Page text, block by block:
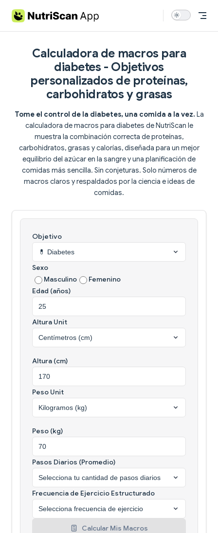
Skip to content
Calculadora de macros para
diabetes - Objetivos
personalizados de proteínas,
carbohidratos y grasas
Tome el control de la diabetes, una comida a la vez. La
calculadora de macros para diabetes de NutriScan le
muestra la combinación correcta de proteínas,
carbohidratos, grasas y calorías, diseñada para un mejor
equilibrio del azúcar en la sangre y una planificación de
comidas más sencilla. Sin conjeturas. Solo números de
macros claros y respaldados por la ciencia e ideas de
comidas.
Objetivo
Sexo
Masculino
Femenino
Edad (años)
Altura Unit
Altura (cm)
Peso Unit
Peso (kg)
Pasos Diarios (Promedio)
Frecuencia de Ejercicio Estructurado
Calcular Mis Macros